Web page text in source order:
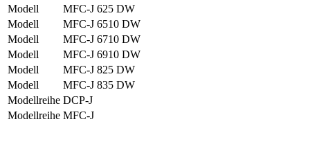
Modell
MFC-J 625 DW
Modell
MFC-J 6510 DW
Modell
MFC-J 6710 DW
Modell
MFC-J 6910 DW
Modell
MFC-J 825 DW
Modell
MFC-J 835 DW
Modellreihe DCP-J
Modellreihe MFC-J